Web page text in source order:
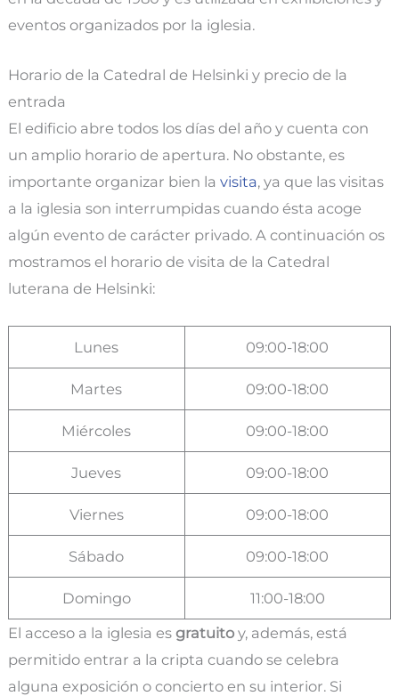
eventos organizados por la iglesia.
Horario de la Catedral de Helsinki y precio de la
entrada
El edificio abre todos los días del año y cuenta con
un amplio horario de apertura. No obstante, es
importante organizar bien la visita, ya que las visitas
a la iglesia son interrumpidas cuando ésta acoge
algún evento de carácter privado. A continuación os
mostramos el horario de visita de la Catedral
luterana de Helsinki:
Lunes 09:00-18:00
Martes 09:00-18:00
Miércoles 09:00-18:00
Jueves 09:00-18:00
Viernes 09:00-18:00
Sábado 09:00-18:00
Domingo
11:00-18:00
El acceso a la iglesia es gratuitoy, además, está
permitido entrar a la cripta cuando se celebra
alguna exposición o concierto en su interior. Si